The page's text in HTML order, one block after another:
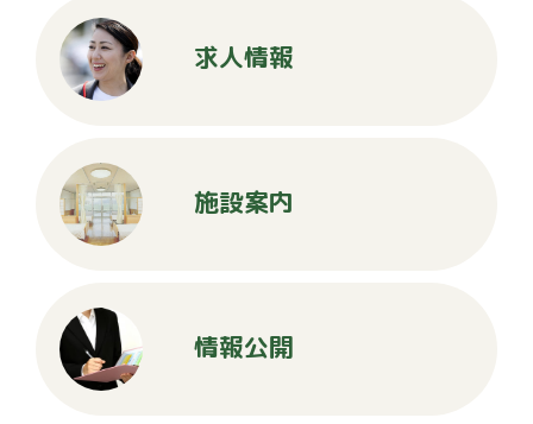
求人情報
施設案内
情報公開